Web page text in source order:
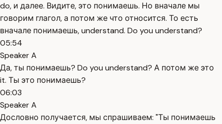
do, и далее. Видите, это понимаешь. Но вначале мы
говорим глагол, а потом же что относится. То есть
вначале понимаешь, understand. Do you understand?
05:54
Speaker A
Да, ты понимаешь? Do you understand? А потом же это
it. Ты это понимаешь?
06:03
Speaker A
Дословно получается, мы спрашиваем: "Ты понимаешь